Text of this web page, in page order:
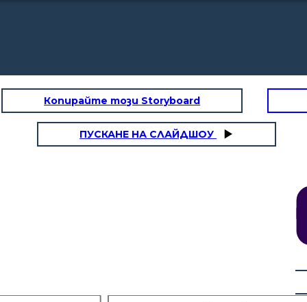
Копирайте този Storyboard
ПУСКАНЕ НА СЛАЙДШОУ